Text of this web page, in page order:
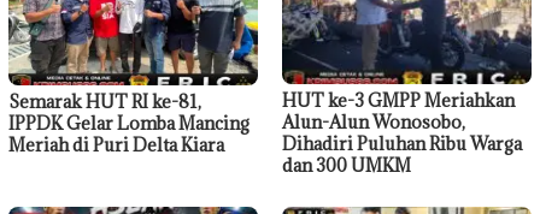
Semarak HUT RI ke-81,
IPPDK Gelar Lomba Mancing
Meriah di Puri Delta Kiara
HUT ke-3 GMPP Meriahkan
Alun-Alun Wonosobo,
Dihadiri Puluhan Ribu Warga
dan 300 UMKM